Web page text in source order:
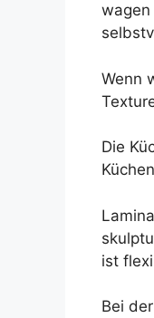
wagen
Wenn
Die
ist
Bei